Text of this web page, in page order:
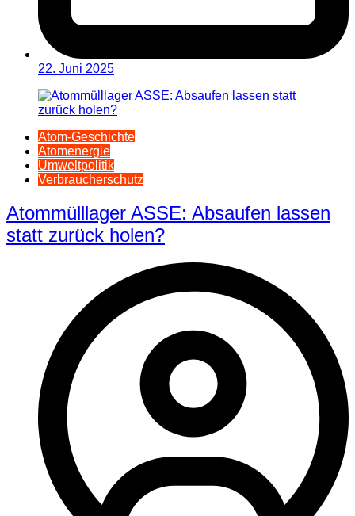
22. Juni 2025
Atom-Geschichte
Atomenergie
Umweltpolitik
Verbraucherschutz
Atommülllager ASSE: Absaufen lassen
statt zurück holen?